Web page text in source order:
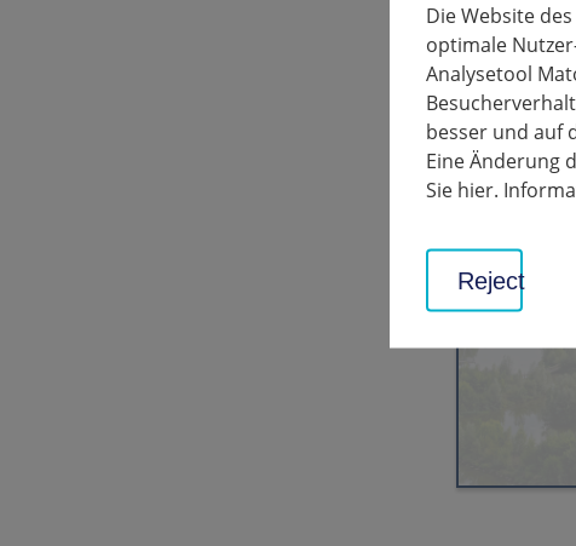
Soil
Die Website
optimale
Analysetool
besser und auf
Eine Änderung
Sie hier.
Reject